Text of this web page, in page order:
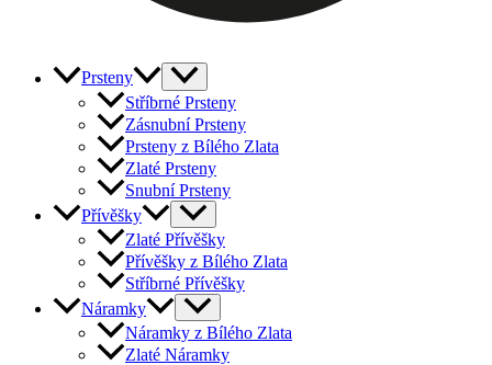
Prsteny
Stříbrné Prsteny
Zásnubní Prsteny
Prsteny z Bílého Zlata
Zlaté Prsteny
Snubní Prsteny
Přívěšky
Zlaté Přívěšky
Přívěšky z Bílého Zlata
Stříbrné Přívěšky
Náramky
Náramky z Bílého Zlata
Zlaté Náramky